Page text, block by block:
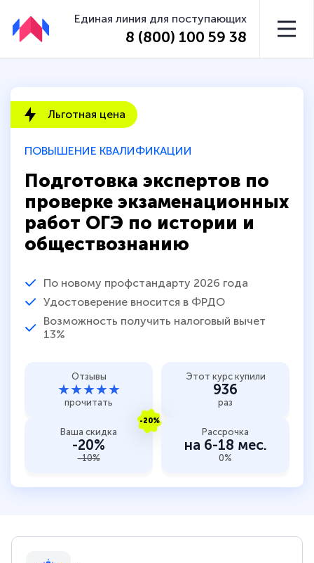
Единая линия для поступающих
8 (800) 100 59 38
ПОВЫШЕНИЕ КВАЛИФИКАЦИИ
Подготовка экспертов по
проверке экзаменационных
работ ОГЭ по истории и
обществознанию
По новому профстандарту 2026 года
Удостоверение вносится в ФРДО
Возможность получить налоговый вычет
13%
Льготная цена
Отзывы
★★★★★
прочитать
Этот курс купили
936
раз
-20%
Ваша скидка
-20%
-10%
Рассрочка
на 6-18 мес.
0%